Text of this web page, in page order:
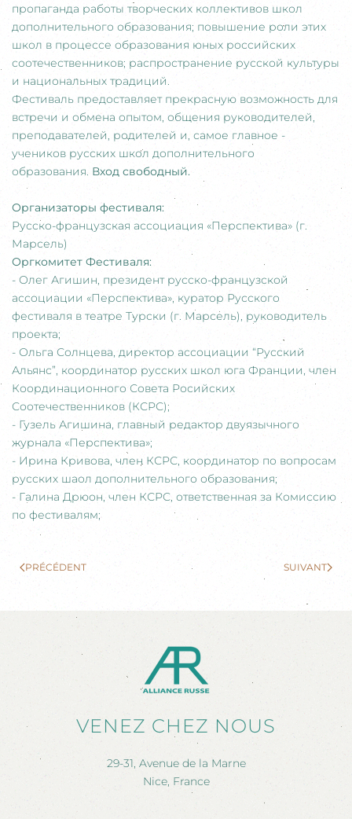
пропаганда работы творческих коллективов школ
дополнительного образования; повышение роли этих
школ в процессе образования юных российских
соотечественников; распространение русской культуры
и национальных традиций.
Фестиваль предоставляет прекрасную возможность для
встречи и обмена опытом, общения руководителей,
преподавателей, родителей и, самое главное -
учеников русских школ дополнительного
образования. Вход свободный.
Организаторы фестиваля:
Русско-французская ассоциация «Перспектива» (г.
Марсель)
Оргкомитет Фестиваля:
- Олег Агишин, президент русско-французской
ассоциации «Перспектива», куратор Русского
фестиваля в театре Турски (г. Марсель), руководитель
проекта;
- Ольга Солнцева, директор ассоциации “Русский
Альянс”, координатор русских школ юга Франции, член
Координационного Совета Росийских
Соотечественников (КСРС);
- Гузель Агишина, главный редактор двуязычного
журнала «Перспектива»;
- Ирина Кривова, член КСРС, координатор по вопросам
русских шаол дополнительного образования;
- Галина Дрюон, член КСРС, ответственная за Комиссию
по фестивалям;
PRÉCÉDENT SUIVANT
VENEZ CHEZ NOUS
29-31, Avenue de la Marne
Nice, France